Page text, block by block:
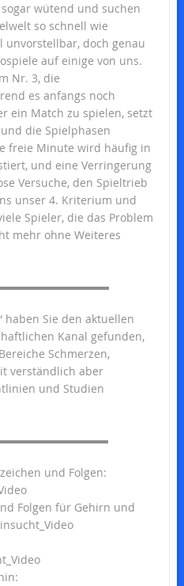
wütend und suchen
so schnell wie
unvorstellbar, doch genau
auf einige von uns.
Nr. 3, die
es anfangs noch
ein Match zu spielen, setzt
die Spielphasen
freie Minute wird häufig in
und eine Verringerung
Versuche, den Spieltrieb
unser 4. Kriterium und
Spieler, die das Problem
mehr ohne Weiteres
▬▬▬▬▬▬▬▬▬▬▬▬
haben Sie den aktuellen
Kanal gefunden,
Schmerzen,
verständlich aber
und Studien
▬▬▬▬▬▬▬▬▬▬▬▬
und Folgen:
Folgen für Gehirn und